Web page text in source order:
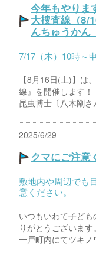
今年もやりま
大捜査線（8/
んちゅうかん
7/17（木）10時～
【8月16日(土)】は
線』を開催します！
昆虫博士〔八木剛
2025/6/29
クマにご注意
敷地内や周辺でも
意ください。
いつもいわて子ど
りがとうございます。
一戸町内にてツキ